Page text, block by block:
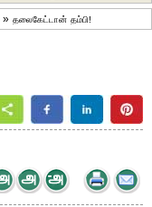
» தலைகேட்டான் தம்பி!